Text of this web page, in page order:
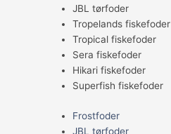
JBL tørfoder
Tropelands fiskefoder
Tropical fiskefoder
Sera fiskefoder
Hikari fiskefoder
Superfish fiskefoder
Frostfoder
JBL tørfoder